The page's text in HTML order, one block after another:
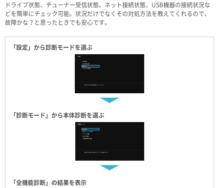
ドライブ状態、チューナー受信状態、ネット接続状態、USB機器の接続状況な
どを簡単にチェック可能。状況だけでなくその対処方法を教えてくれるので、
故障かな？と思ったときでも安心です。
「設定」から診断モードを選ぶ
「診断モード」から本体診断を選ぶ
「全機能診断」の結果を表示